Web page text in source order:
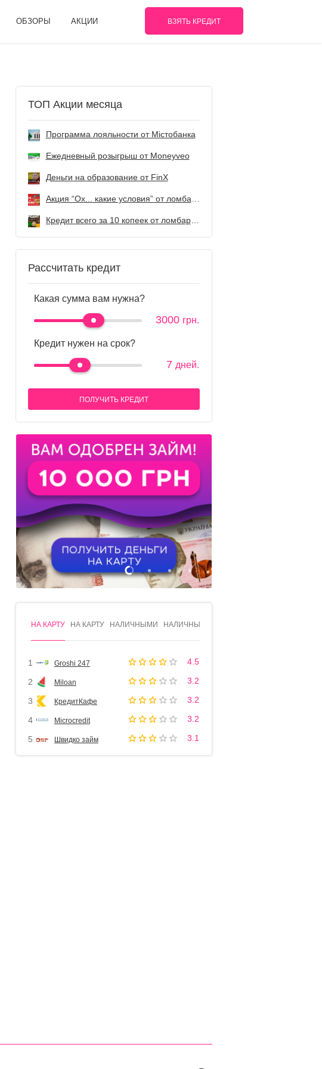
ОБЗОРЫ АКЦИИ ВЗЯТЬ КРЕДИТ
ТОП Акции месяца
Программа лояльности от Містобанка
Ежедневный розыгрыш от Мoneyveo
Деньги на образование от FinX
Кредит всего за 10 копеек от ломбарда Первый
Рассчитать кредит
Какая сумма вам нужна?
3000 грн.
Кредит нужен на срок?
7 дней.
ПОЛУЧИТЬ КРЕДИТ
1 2 3 4
НА КАРТУ НА КАРТУ НАЛИЧНЫМИ НАЛИЧНЫМИ
1 Groshi 247 4.5
2 Miloan 3.2
3 КредитКафе 3.2
4 Microcredit 3.2
5 Швидко займ 3.1